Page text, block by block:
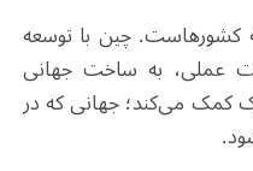
چین با توسعه
عملی، به ساخت جهانی
کمک می‌کند؛ جهانی که در